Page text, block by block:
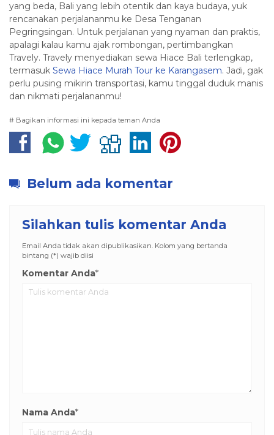
yang beda, Bali yang lebih otentik dan kaya budaya, yuk
rencanakan perjalananmu ke Desa Tenganan
Pegringsingan. Untuk perjalanan yang nyaman dan praktis,
apalagi kalau kamu ajak rombongan, pertimbangkan
Travely. Travely menyediakan sewa Hiace Bali terlengkap,
termasuk Sewa Hiace Murah Tour ke Karangasem. Jadi, gak
perlu pusing mikirin transportasi, kamu tinggal duduk manis
dan nikmati perjalananmu!
# Bagikan informasi ini kepada teman Anda
Belum ada komentar
Silahkan tulis komentar Anda
Email Anda tidak akan dipublikasikan. Kolom yang bertanda
bintang (*) wajib diisi
Komentar Anda*
Nama Anda*